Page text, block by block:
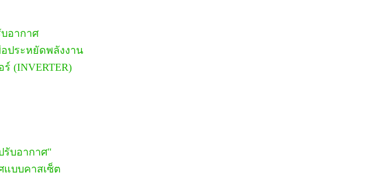
อากาศ
ประหยัดพลังงาน
(INVERTER)
รับอากาศ"
แบบคาสเซ็ต